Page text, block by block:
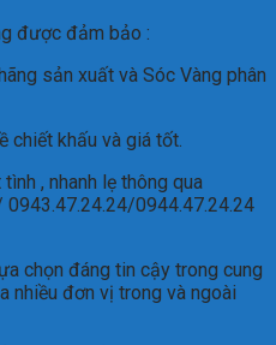
được đảm bảo :
sản xuất và Sóc Vàng phân
chiết khấu và giá tốt.
, nhanh lẹ thông qua
0944.47.24.24
chọn đáng tin cậy trong cung
nhiều đơn vị trong và ngoài